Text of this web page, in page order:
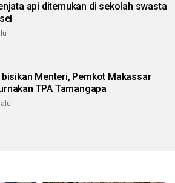
api ditemukan di sekolah swasta
bisikan Menteri, Pemkot Makassar
TPA Tamangapa